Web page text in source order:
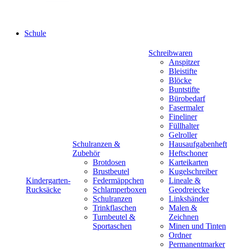
Schule
Kindergarten-
Rucksäcke
Schulranzen &
Zubehör
Brotdosen
Brustbeutel
Federmäppchen
Schlamperboxen
Schulranzen
Trinkflaschen
Turnbeutel &
Sportaschen
Schreibwaren
Anspitzer
Bleistifte
Blöcke
Buntstifte
Bürobedarf
Fasermaler
Fineliner
Füllhalter
Gelroller
Hausaufgabenheft
Heftschoner
Karteikarten
Kugelschreiber
Lineale &
Geodreiecke
Linkshänder
Malen &
Zeichnen
Minen und Tinten
Ordner
Permanentmarker